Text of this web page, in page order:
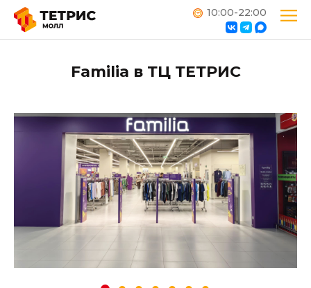
10:00-22:00
Familia в ТЦ ТЕТРИС